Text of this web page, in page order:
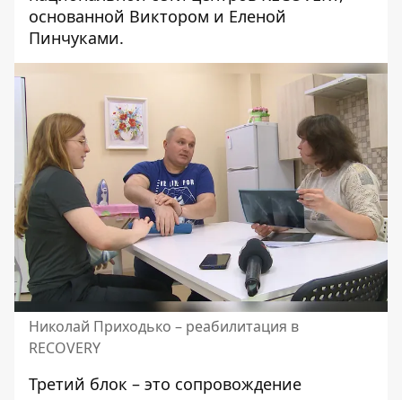
основанной Виктором и Еленой
Пинчуками.
Николай Приходько – реабилитация в
RECOVERY
Третий блок – это сопровождение